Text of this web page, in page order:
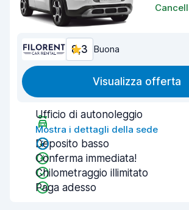
8,3 Buona
Visualizza offerta
Ufficio di autonoleggio
Mostra i dettagli della sede
Deposito basso
Conferma immediata!
Chilometraggio illimitato
Paga adesso